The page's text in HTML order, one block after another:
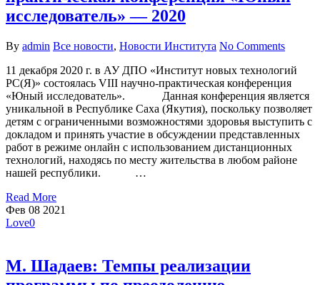
исследователь» — 2020
By admin Все новости, Новости Института No Comments
11 декабря 2020 г. в АУ ДПО «Институт новых технологий
РС(Я)» состоялась VIII научно-практическая конференция
«Юный исследователь». Данная конференция является
уникальной в Республике Саха (Якутия), поскольку позволяет
детям с ограниченными возможностями здоровья выступить с
докладом и принять участие в обсуждении представленных
работ в режиме онлайн с использованием дистанционных
технологий, находясь по месту жительства в любом районе
нашей республики. …
Read More
Фев 08 2021
Love0
М. Шадаев: Темпы реализации